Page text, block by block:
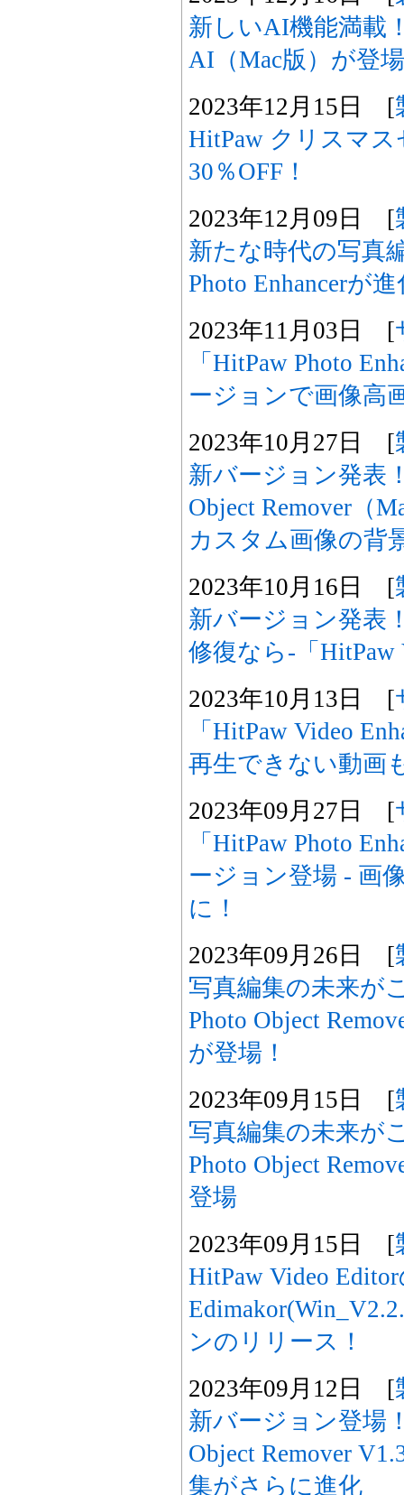
新しいAI機能満載
AI（Mac版）が登場
2023年12月15日 [
HitPaw クリスマ
30％OFF！
2023年12月09日 [
新たな時代の写真
Photo Enhancerが
2023年11月03日 [
「HitPaw Photo
ージョンで画像高
2023年10月27日 [
新バージョン発表
Object Remover（
カスタム画像の背
2023年10月16日 [
新バージョン発表
修復なら-「HitPaw
2023年10月13日 [
「HitPaw Video
再生できない動画
2023年09月27日 [
「HitPaw Photo
ージョン登場 - 画
に！
2023年09月26日 [
写真編集の未来が
Photo Object
が登場！
2023年09月15日 [
写真編集の未来が
Photo Object
登場
2023年09月15日 [
HitPaw Video
ンのリリース！
2023年09月12日 [
新バージョン登場
Object Remover
集がさらに進化